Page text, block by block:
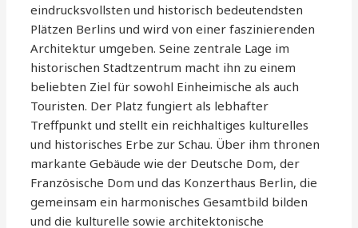
eindrucksvollsten und historisch bedeutendsten
Plätzen Berlins und wird von einer faszinierenden
Architektur umgeben. Seine zentrale Lage im
historischen Stadtzentrum macht ihn zu einem
beliebten Ziel für sowohl Einheimische als auch
Touristen. Der Platz fungiert als lebhafter
Treffpunkt und stellt ein reichhaltiges kulturelles
und historisches Erbe zur Schau. Über ihm thronen
markante Gebäude wie der Deutsche Dom, der
Französische Dom und das Konzerthaus Berlin, die
gemeinsam ein harmonisches Gesamtbild bilden
und die kulturelle sowie architektonische